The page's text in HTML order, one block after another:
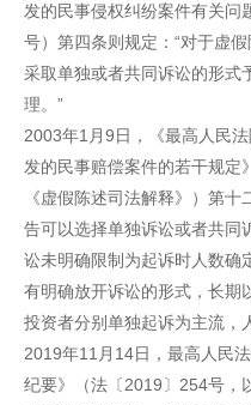
发的民事侵权纠纷案件有关问
号）第四条则规定：“对于虚
采取单独或者共同诉讼的形式
理。”
2003年1月9日，《最高人民
发的民事赔偿案件的若干规定
《虚假陈述司法解释》）第
告可以选择单独诉讼或者共同
讼未明确限制为起诉时人数确
有明确放开诉讼的形式，长期
投资者分别单独起诉为主流，
2019年11月14日，最高人民
纪要》（法〔2019〕254号，